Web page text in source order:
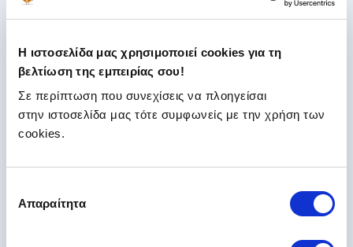
Η ιστοσελίδα μας χρησιμοποιεί cookies για τη
βελτίωση της εμπειρίας σου!
Σε περίπτωση που συνεχίσεις να πλοηγείσαι
στην ιστοσελίδα μας τότε συμφωνείς με την χρήση των
cookies.
συγκατάθεσης
Απαραίτητα
βασική, πυρός κλοπής ή
Πάρε Προσφορά!
Προς το παρόν, η Υδρόγειος ασφαλιστική δεν
συνεργάζεται με την πλατφόρμα μας, άρα δεν
Μέσω του κέντρου επικοινωνίας στο 210 947
Μέσω συνεργατών που υπάρχουν στην